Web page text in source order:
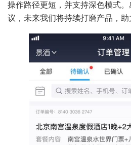
操作路径更短，并支持深色模式
议，未来我们将持续打磨产品，助